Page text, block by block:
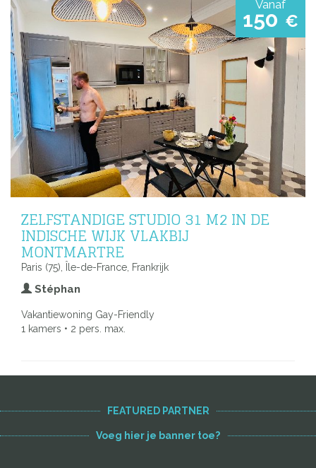
Vanaf
150 €
ZELFSTANDIGE STUDIO 31 M2 IN DE
INDISCHE WIJK VLAKBIJ
MONTMARTRE
Paris (75), Île-de-France, Frankrijk
Stéphan
Vakantiewoning Gay-Friendly
1 kamers • 2 pers. max.
FEATURED PARTNER
Voeg hier je banner toe?